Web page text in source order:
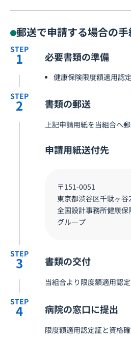
郵送で申請する場合の
STEP
1 必要書類の準備
健康保険限度額適用認
STEP
2 書類の郵送
上記申請用紙を当組合へ郵
申請用紙送付先
〒151-0051
東京都渋谷区千駄ヶ谷
全国設計事務所健康
グループ
STEP
3 書類の交付
当組合より限度額適用認
STEP
4 病院の窓口に提出
限度額適用認定証と資格